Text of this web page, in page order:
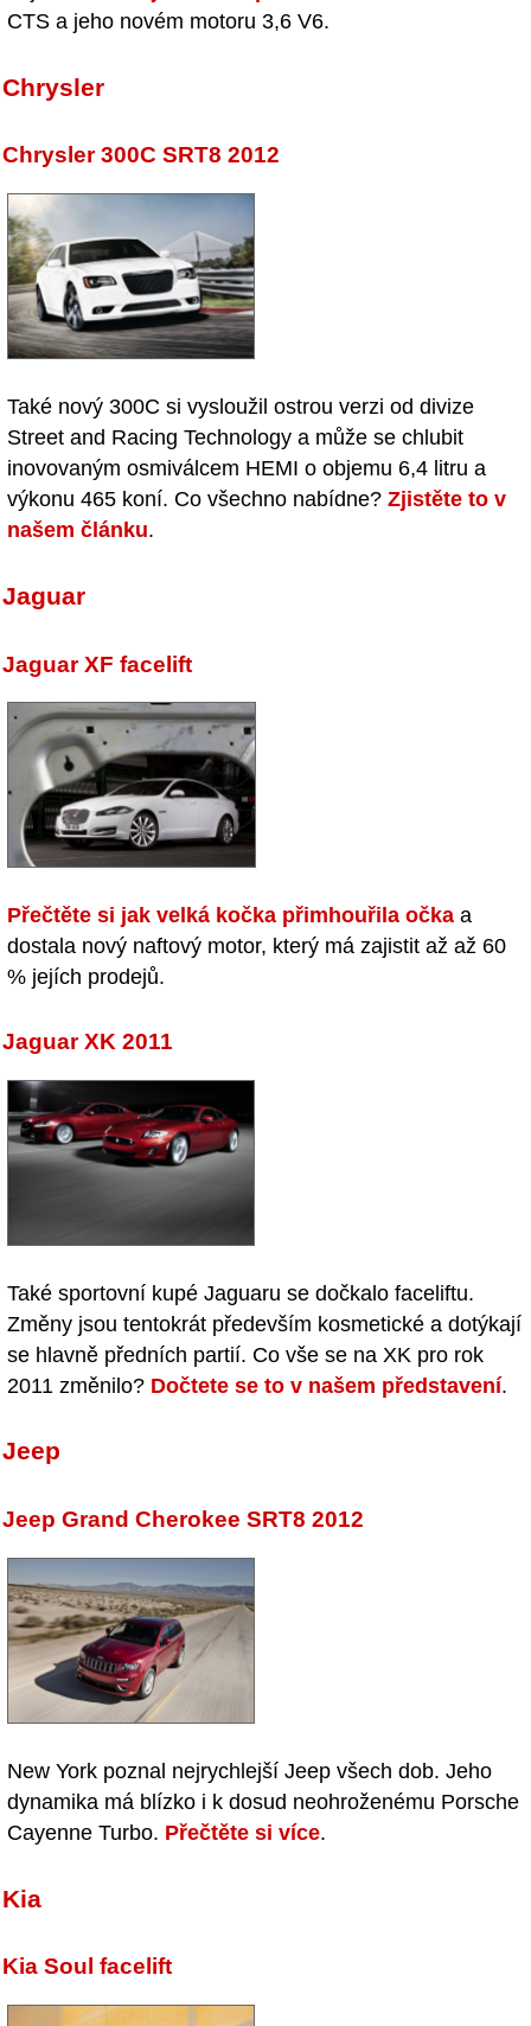
CTS a jeho novém motoru 3,6 V6.
Chrysler
Chrysler 300C SRT8 2012
Také nový 300C si vysloužil ostrou verzi od divize
Street and Racing Technology a může se chlubit
inovovaným osmiválcem HEMI o objemu 6,4 litru a
výkonu 465 koní. Co všechno nabídne? Zjistěte to v
našem článku.
Jaguar
Jaguar XF facelift
Přečtěte si jak velká kočka přimhouřila očka a
dostala nový naftový motor, který má zajistit až až 60
% jejích prodejů.
Jaguar XK 2011
Také sportovní kupé Jaguaru se dočkalo faceliftu.
Změny jsou tentokrát především kosmetické a dotýkají
se hlavně předních partií. Co vše se na XK pro rok
2011 změnilo? Dočtete se to v našem představení.
Jeep
Jeep Grand Cherokee SRT8 2012
New York poznal nejrychlejší Jeep všech dob. Jeho
dynamika má blízko i k dosud neohroženému Porsche
Cayenne Turbo. Přečtěte si více.
Kia
Kia Soul facelift